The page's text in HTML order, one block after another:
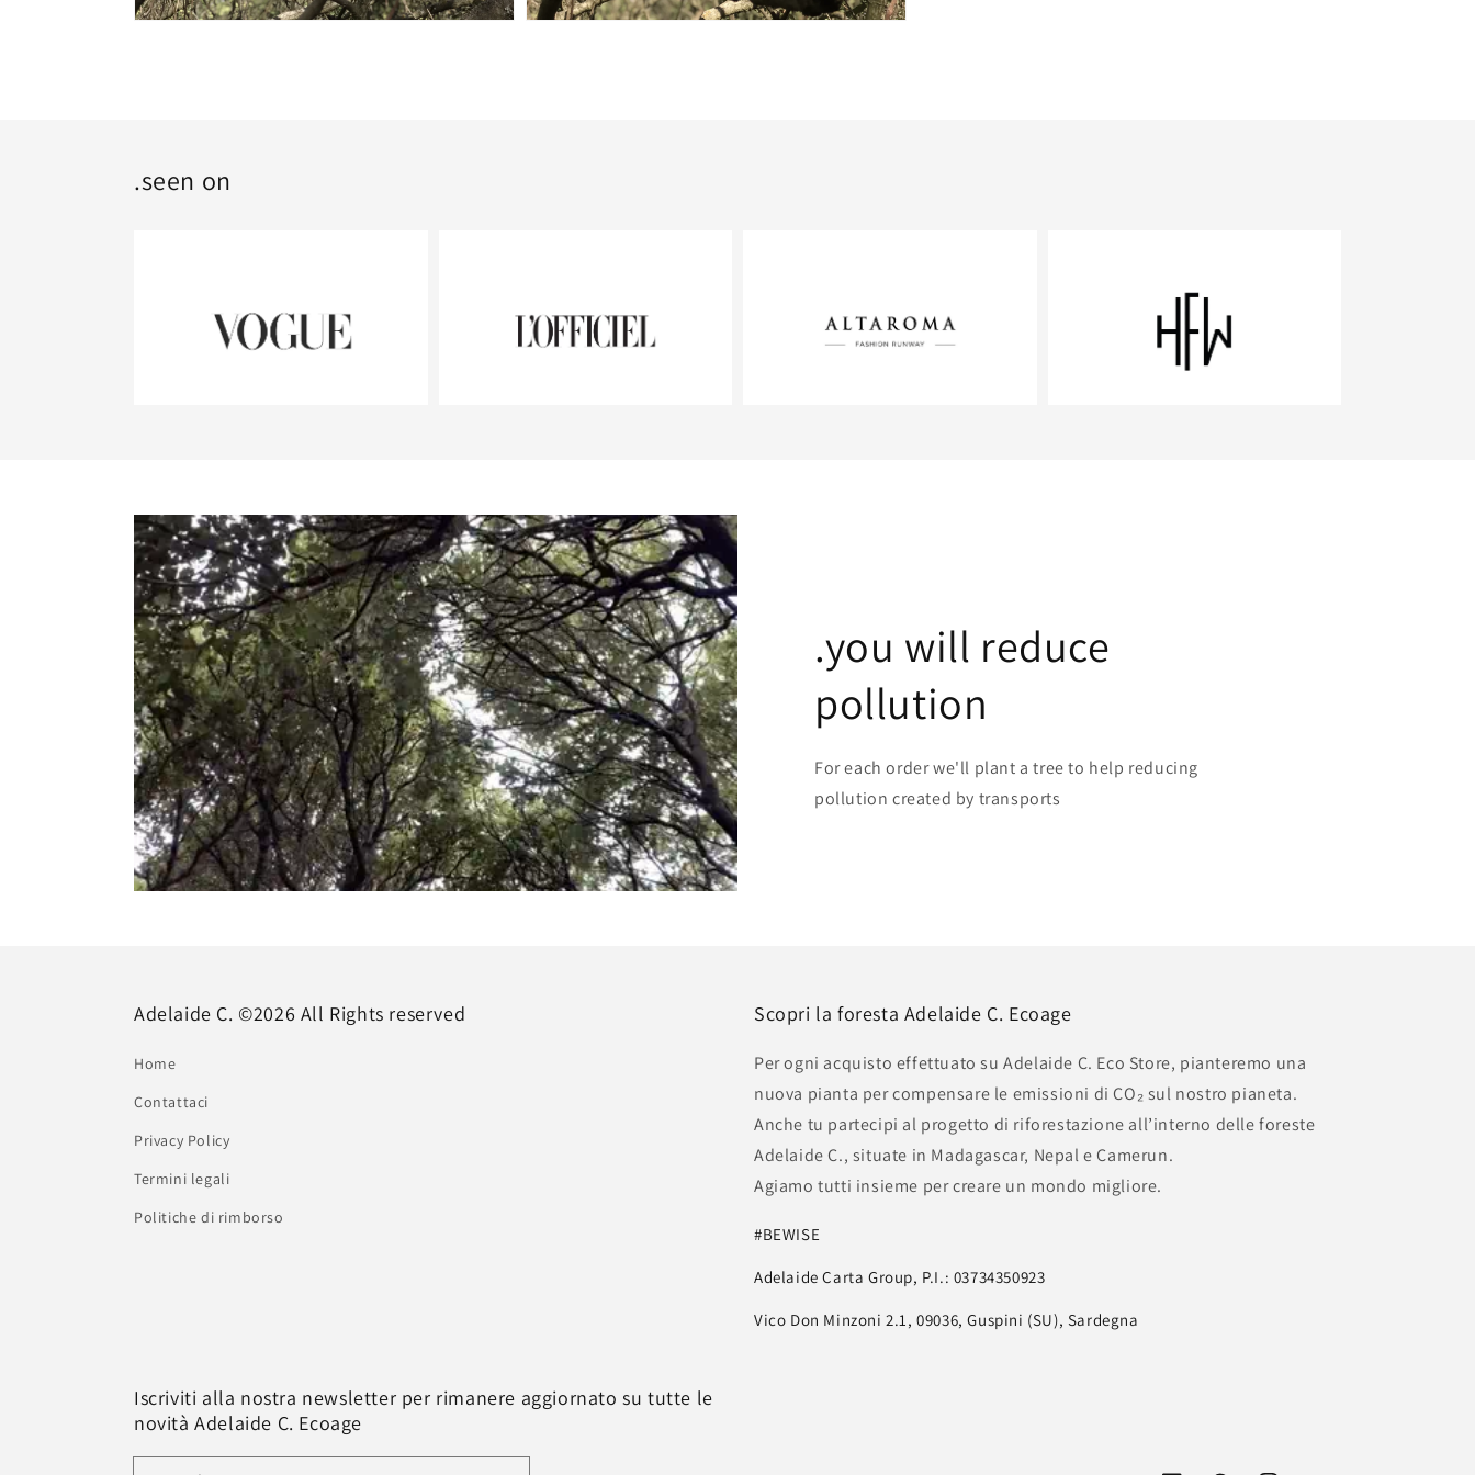
.seen on
.you will reduce
pollution
For each order we'll plant a tree to help reducing
pollution created by transports
Adelaide C. ©2026 All Rights reserved
Home
Contattaci
Privacy Policy
Termini legali
Politiche di rimborso
Scopri la foresta Adelaide C. Ecoage
Per ogni acquisto effettuato su Adelaide C. Eco Store, pianteremo una
nuova pianta per compensare le emissioni di CO₂ sul nostro pianeta.
Anche tu partecipi al progetto di riforestazione all’interno delle foreste
Adelaide C., situate in Madagascar, Nepal e Camerun.
Agiamo tutti insieme per creare un mondo migliore.
#BEWISE
Adelaide Carta Group, P.I.: 03734350923
Vico Don Minzoni 2.1, 09036, Guspini (SU), Sardegna
Iscriviti alla nostra newsletter per rimanere aggiornato su tutte le
novità Adelaide C. Ecoage